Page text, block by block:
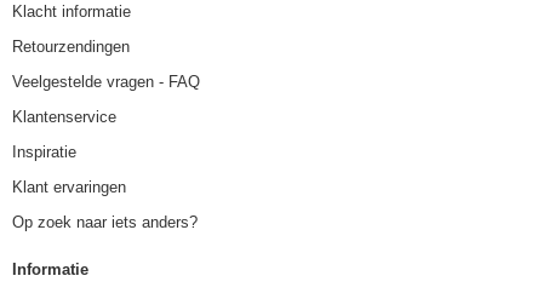
Klacht informatie
Retourzendingen
Veelgestelde vragen - FAQ
Klantenservice
Inspiratie
Klant ervaringen
Op zoek naar iets anders?
Informatie